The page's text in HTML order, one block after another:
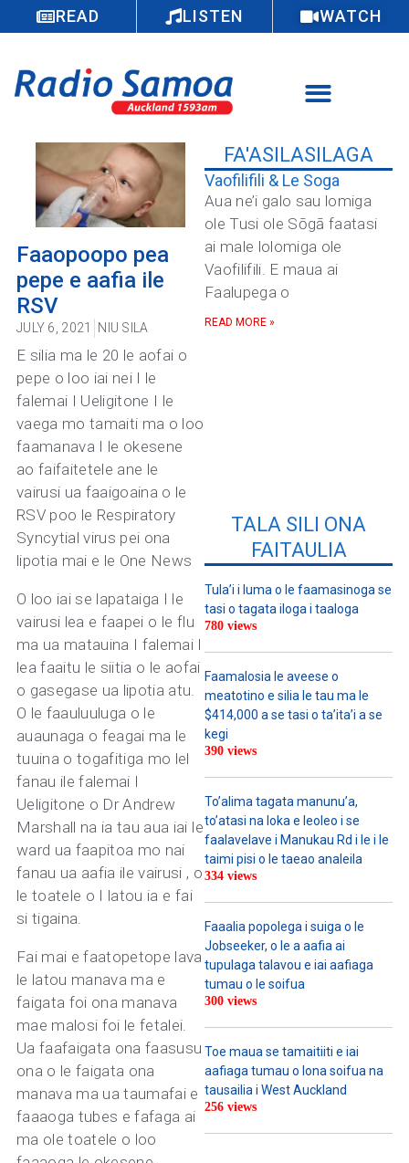
READ LISTEN WATCH
Faaopoopo pea
pepe e aafia ile
RSV
JULY 6, 2021 NIU SILA
E silia ma le 20 le aofai o
pepe o loo iai nei I le
falemai I Ueligitone I le
vaega mo tamaiti ma o loo
faamanava I le okesene
ao faifaitetele ane le
vairusi ua faaigoaina o le
RSV poo le Respiratory
Syncytial virus pei ona
lipotia mai e le One News
O loo iai se lapataiga I le
vairusi lea e faapei o le flu
ma ua matauina I falemai I
lea faaitu le siitia o le aofai
o gasegase ua lipotia atu.
O le faauluuluga o le
auaunaga o feagai ma le
tuuina o togafitiga mo lel
fanau ile falemai I
Ueligitone o Dr Andrew
Marshall na ia tau aua iai le
ward ua faapitoa mo nai
fanau ua aafia ile vairusi , o
le toatele o I latou ia e fai
si tigaina.
Fai mai e faatopetope lava
le latou manava ma e
faigata foi ona manava
mae malosi foi le fetalei.
Ua faafaigata ona faasusu
ona o le faigata ona
manava ma ua taumafai e
faaaoga tubes e fafaga ai
ma ole toatele o loo
FA'ASILASILAGA
Vaofilifili & Le Soga
Aua ne’i galo sau lomiga
ole Tusi ole Sōgā faatasi
ai male lolomiga ole
Vaofilifili. E maua ai
Faalupega o
READ MORE »
TALA SILI ONA
FAITAULIA
Tula’i i luma o le faamasinoga se
tasi o tagata iloga i taaloga
780 views
Faamalosia le aveese o
meatotino e silia le tau ma le
$414,000 a se tasi o ta’ita’i a se
kegi
390 views
To’alima tagata manunu’a,
to’atasi na loka e leoleo i se
faalavelave i Manukau Rd i le i le
taimi pisi o le taeao analeila
334 views
Faaalia popolega i suiga o le
Jobseeker, o le a aafia ai
tupulaga talavou e iai aafiaga
tumau o le soifua
300 views
Toe maua se tamaitiiti e iai
aafiaga tumau o lona soifua na
tausailia i West Auckland
256 views